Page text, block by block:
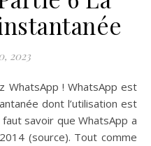
2023
dont l’utilisation est
savoir que WhatsApp a
(source). Tout comme